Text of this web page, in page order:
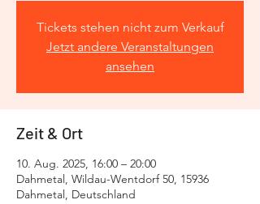
Tickets stehen nicht zum Verkauf
Jetzt andere Veranstaltungen
ansehen
Zeit & Ort
10. Aug. 2025, 16:00 – 20:00
Dahmetal, Wildau-Wentdorf 50, 15936
Dahmetal, Deutschland